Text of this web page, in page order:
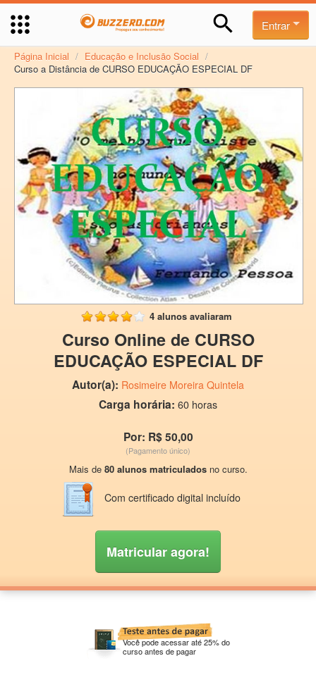
Entrar
Página Inicial / Educação e Inclusão Social /
Curso a Distância de CURSO EDUCAÇÃO ESPECIAL DF
4 alunos avaliaram
Curso Online de CURSO
EDUCAÇÃO ESPECIAL DF
Autor(a): Rosimeire Moreira Quintela
Carga horária: 60 horas
Por: R$ 50,00
(Pagamento único)
Mais de 80 alunos matriculadosno curso.
Com certificado digital incluído
Matricular agora!
Você pode acessar até 25% do
curso antes de pagar